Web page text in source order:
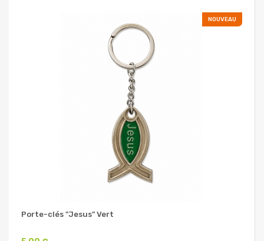
NOUVEAU
Porte-clés "Jesus" Vert